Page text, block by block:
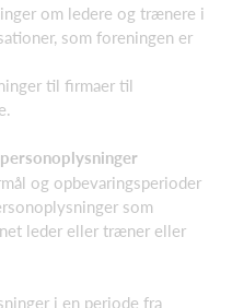
om ledere og trænere i
som foreningen er
til firmaer til
og opbevaringsperioder
som
leder eller træner eller
i en periode fra